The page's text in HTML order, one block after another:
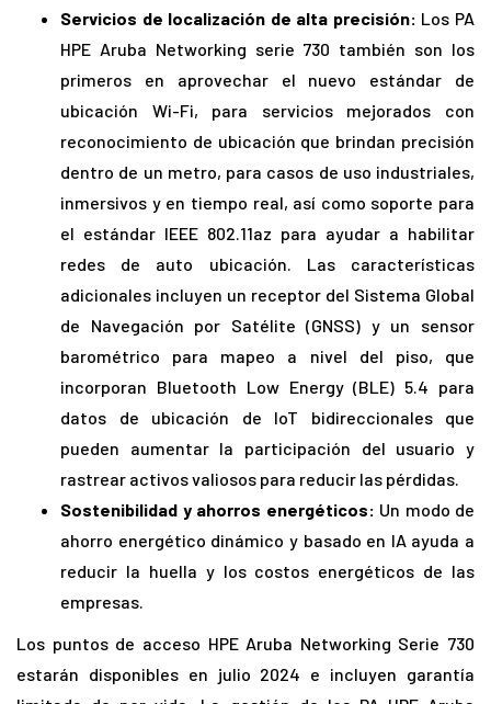
Servicios de localización de alta precisión: Los PA
HPE Aruba Networking serie 730 también son los
primeros en aprovechar el nuevo estándar de
ubicación Wi-Fi, para servicios mejorados con
reconocimiento de ubicación que brindan precisión
dentro de un metro, para casos de uso industriales,
inmersivos y en tiempo real, así como soporte para
el estándar IEEE 802.11az para ayudar a habilitar
redes de auto ubicación. Las características
adicionales incluyen un receptor del Sistema Global
de Navegación por Satélite (GNSS) y un sensor
barométrico para mapeo a nivel del piso, que
incorporan Bluetooth Low Energy (BLE) 5.4 para
datos de ubicación de IoT bidireccionales que
pueden aumentar la participación del usuario y
rastrear activos valiosos para reducir las pérdidas.
Sostenibilidad y ahorros energéticos: Un modo de
ahorro energético dinámico y basado en IA ayuda a
reducir la huella y los costos energéticos de las
empresas.
Los puntos de acceso HPE Aruba Networking Serie 730
estarán disponibles en julio 2024 e incluyen garantía